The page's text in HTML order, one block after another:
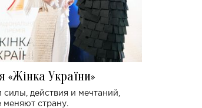
«Жінка України»
силы, действия и мечтаний,
меняют страну.